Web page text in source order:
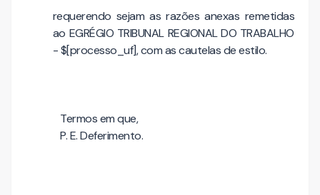
requerendo sejam as razões anexas remetidas
ao EGRÉGIO TRIBUNAL REGIONAL DO TRABALHO
- $[processo_uf], com as cautelas de estilo.
Termos em que,
P. E. Deferimento.